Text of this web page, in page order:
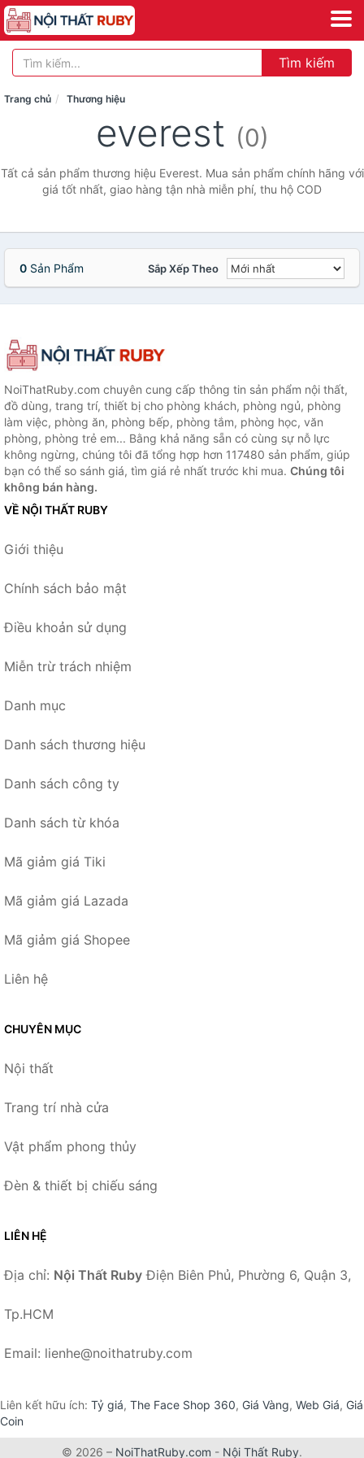
Tìm kiếm
Trang chủ Thương hiệu
everest (0)
Tất cả sản phẩm thương hiệu Everest. Mua sản phẩm chính hãng với
giá tốt nhất, giao hàng tận nhà miễn phí, thu hộ COD
0 Sản Phẩm Sắp Xếp Theo
NoiThatRuby.com chuyên cung cấp thông tin sản phẩm nội thất,
đồ dùng, trang trí, thiết bị cho phòng khách, phòng ngủ, phòng
làm việc, phòng ăn, phòng bếp, phòng tắm, phòng học, văn
phòng, phòng trẻ em... Bằng khả năng sẵn có cùng sự nỗ lực
không ngừng, chúng tôi đã tổng hợp hơn 117480 sản phẩm, giúp
bạn có thể so sánh giá, tìm giá rẻ nhất trước khi mua. Chúng tôi
không bán hàng.
VỀ NỘI THẤT RUBY
Giới thiệu
Chính sách bảo mật
Điều khoản sử dụng
Miễn trừ trách nhiệm
Danh mục
Danh sách thương hiệu
Danh sách công ty
Danh sách từ khóa
Mã giảm giá Tiki
Mã giảm giá Lazada
Mã giảm giá Shopee
Liên hệ
CHUYÊN MỤC
Nội thất
Trang trí nhà cửa
Vật phẩm phong thủy
Đèn & thiết bị chiếu sáng
LIÊN HỆ
Địa chỉ: Nội Thất Ruby Điện Biên Phủ, Phường 6, Quận 3,
Tp.HCM
Email: lienhe@noithatruby.com
Liên kết hữu ích: Tỷ giá, The Face Shop 360, Giá Vàng, Web Giá, Giá
Coin
© 2026 – NoiThatRuby.com - Nội Thất Ruby.